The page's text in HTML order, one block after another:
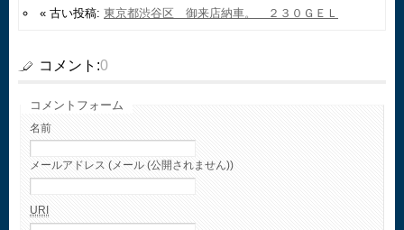
« 古い投稿: 東京都渋谷区 御来店納車。 ２３０ＧＥＬ
コメント:0
コメントフォーム
名前
メールアドレス (メール (公開されません))
URI